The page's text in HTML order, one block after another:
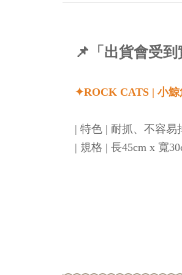
📌「出貨會受
✦ROCK CATS | 小
| 特色 | 耐抓、不容易
| 規格 | 長45cm x 寬